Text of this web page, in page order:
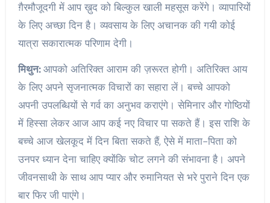
ग़ैरमौजूदगी में आप ख़ुद को बिल्कुल खाली महसूस करेंगे। व्यापारियों
के लिए अच्छा दिन है। व्यवसाय के लिए अचानक की गयी कोई
यात्रा सकारात्मक परिणाम देगी।
मिथुन:आपको अतिरिक्त आराम की ज़रूरत होगी। अतिरिक्त आय
के लिए अपने सृजनात्मक विचारों का सहारा लें। बच्चे आपको
अपनी उपलब्धियों से गर्व का अनुभव कराएंगे। सेमिनार और गोष्ठियों
में हिस्सा लेकर आज आप कई नए विचार पा सकते हैं। इस राशि के
बच्चे आज खेलकूद में दिन बिता सकते हैं, ऐसे में माता-पिता को
उनपर ध्यान देना चाहिए क्योंकि चोट लगने की संभावना है। अपने
जीवनसाथी के साथ आप प्यार और रुमानियत से भरे पुराने दिन एक
बार फिर जी पाएंगे।